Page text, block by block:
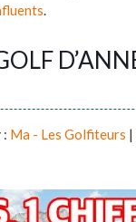
.
: Ma - Les Golfiteurs |